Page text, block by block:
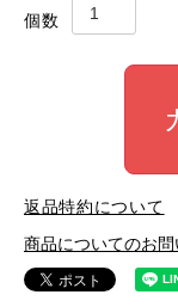
返品特約について
商品についてのお